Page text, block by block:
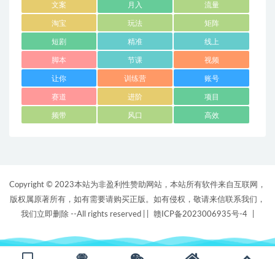
文案 月入 流量
淘宝 玩法 矩阵
短剧 精准 线上
脚本 节课 视频
让你 训练营 账号
赛道 进阶 项目
频带 风口 高效
Copyright © 2023本站为非盈利性赞助网站，本站所有软件来自互联网，
版权属原著所有，如有需要请购买正版。如有侵权，敬请来信联系我们，
我们立即删除 --All rights reserved |
赣ICP备2023006935号-4